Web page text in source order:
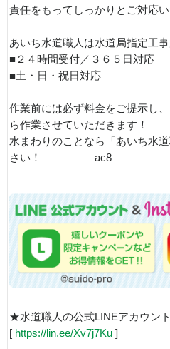
責任をもってしっかりとご対応
あいち水道職人は水道局指定工事
■２４時間受付／３６５日対応
■土・日・祝日対応
作業前には必ず料金をご提示し
ら作業させていただきます！
水まわりのことなら「あいち水
さい！ ac8
★水道職人の公式LINEアカウン
[ https://lin.ee/Xv7j7Ku ]